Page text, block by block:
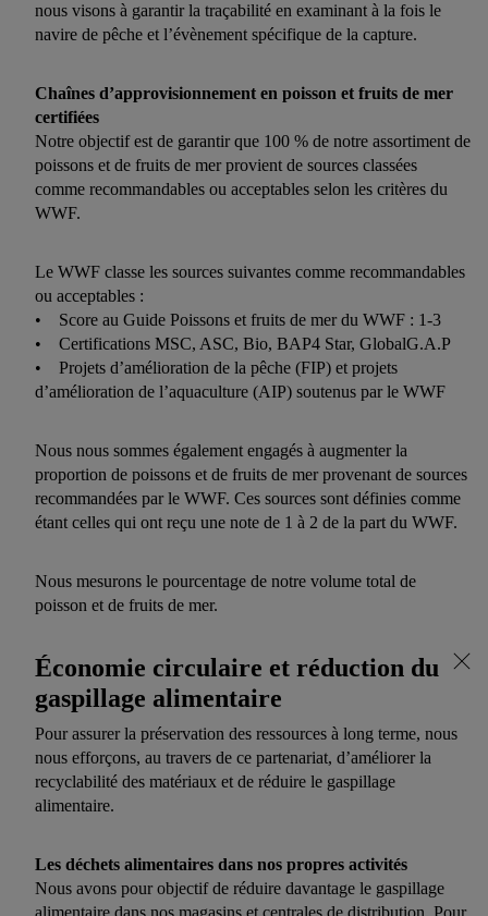
nous visons à garantir la traçabilité en examinant à la fois le
navire de pêche et l’évènement spécifique de la capture.
Chaînes d’approvisionnement en poisson et fruits de mer
certifiées
Notre objectif est de garantir que 100 % de notre assortiment de
poissons et de fruits de mer provient de sources classées
comme recommandables ou acceptables selon les critères du
WWF.
Le WWF classe les sources suivantes comme recommandables
ou acceptables :
• Score au Guide Poissons et fruits de mer du WWF : 1-3
• Certifications MSC, ASC, Bio, BAP4 Star, GlobalG.A.P
• Projets d’amélioration de la pêche (FIP) et projets
d’amélioration de l’aquaculture (AIP) soutenus par le WWF
Nous nous sommes également engagés à augmenter la
proportion de poissons et de fruits de mer provenant de sources
recommandées par le WWF. Ces sources sont définies comme
étant celles qui ont reçu une note de 1 à 2 de la part du WWF.
Nous mesurons le pourcentage de notre volume total de
poisson et de fruits de mer.
Économie circulaire et réduction du
gaspillage alimentaire
Pour assurer la préservation des ressources à long terme, nous
nous efforçons, au travers de ce partenariat, d’améliorer la
recyclabilité des matériaux et de réduire le gaspillage
alimentaire.
Les déchets alimentaires dans nos propres activités
Nous avons pour objectif de réduire davantage le gaspillage